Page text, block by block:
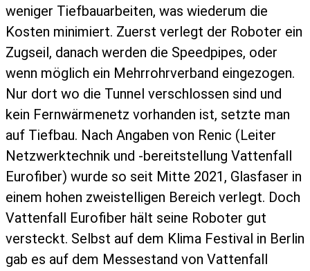
weniger Tiefbauarbeiten, was wiederum die
Kosten minimiert. Zuerst verlegt der Roboter ein
Zugseil, danach werden die Speedpipes, oder
wenn möglich ein Mehrrohrverband eingezogen.
Nur dort wo die Tunnel verschlossen sind und
kein Fernwärmenetz vorhanden ist, setzte man
auf Tiefbau. Nach Angaben von Renic (Leiter
Netzwerktechnik und -bereitstellung Vattenfall
Eurofiber) wurde so seit Mitte 2021, Glasfaser in
einem hohen zweistelligen Bereich verlegt. Doch
Vattenfall Eurofiber hält seine Roboter gut
versteckt. Selbst auf dem Klima Festival in Berlin
gab es auf dem Messestand von Vattenfall